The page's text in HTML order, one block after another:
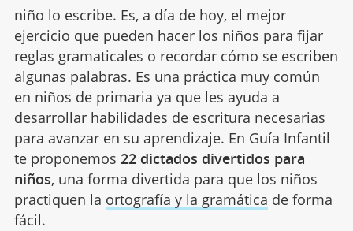
niño lo escribe. Es, a día de hoy, el mejor
ejercicio que pueden hacer los niños para fijar
reglas gramaticales o recordar cómo se escriben
algunas palabras. Es una práctica muy común
en niños de primaria ya que les ayuda a
desarrollar habilidades de escritura necesarias
para avanzar en su aprendizaje. En Guía Infantil
te proponemos 22 dictados divertidos para
niños, una forma divertida para que los niños
practiquen la ortografía y la gramática de forma
fácil.